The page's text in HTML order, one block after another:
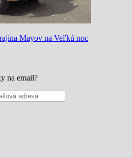
Mayov na Veľkú noc
na email?